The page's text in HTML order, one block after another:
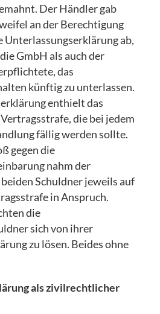
Der Händler gab
an der Berechtigung
ab,
GmbH als auch der
das
künftig zu unterlassen.
enthielt das
die bei jedem
fällig werden sollte.
gegen die
nahm der
Schuldner jeweils auf
in Anspruch.
die
sich von ihrer
zu lösen. Beides ohne
als zivilrechtlicher